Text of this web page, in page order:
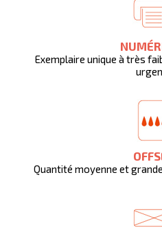
Exemplaire unique à très
Quantité moyenne et